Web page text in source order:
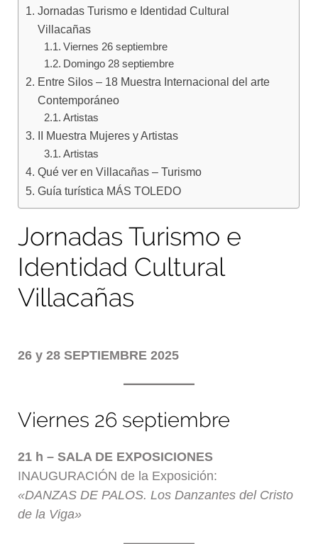
Jornadas Turismo e Identidad Cultural
Villacañas
Viernes 26 septiembre
Domingo 28 septiembre
Entre Silos – 18 Muestra Internacional del arte
Contemporáneo
Artistas
II Muestra Mujeres y Artistas
Artistas
Qué ver en Villacañas – Turismo
Guía turística MÁS TOLEDO
Jornadas Turismo e
Identidad Cultural
Villacañas
26 y 28 SEPTIEMBRE 2025
Viernes 26 septiembre
21 h – SALA DE EXPOSICIONES
INAUGURACIÓN de la Exposición:
«DANZAS DE PALOS. Los Danzantes del Cristo
de la Viga»